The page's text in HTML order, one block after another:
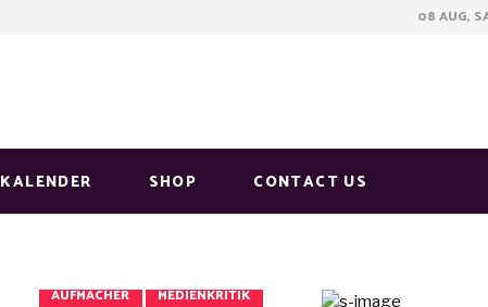
08 AUG,
KALENDER SHOP CONTACT US
AUFMACHER MEDIENKRITIK